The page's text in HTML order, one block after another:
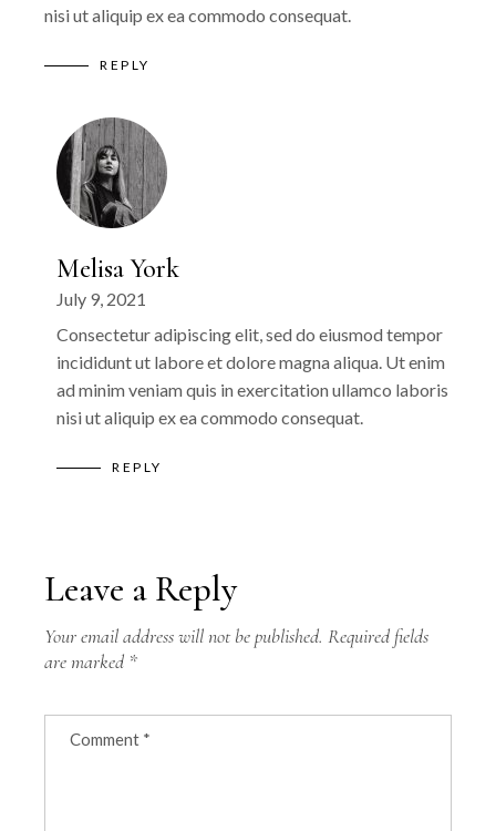
nisi ut aliquip ex ea commodo consequat.
REPLY
Melisa York
July 9, 2021
Consectetur adipiscing elit, sed do eiusmod tempor
incididunt ut labore et dolore magna aliqua. Ut enim
ad minim veniam quis in exercitation ullamco laboris
nisi ut aliquip ex ea commodo consequat.
REPLY
Leave a Reply
Your email address will not be published. Required fields
are marked *